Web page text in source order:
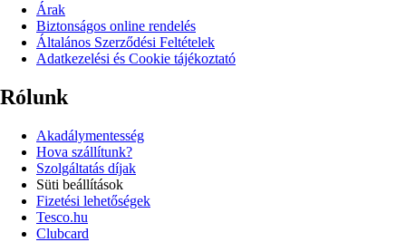
Árak
Biztonságos online rendelés
Általános Szerződési Feltételek
Adatkezelési és Cookie tájékoztató
Rólunk
Akadálymentesség
Hova szállítunk?
Szolgáltatás díjak
Süti beállítások
Fizetési lehetőségek
Tesco.hu
Clubcard